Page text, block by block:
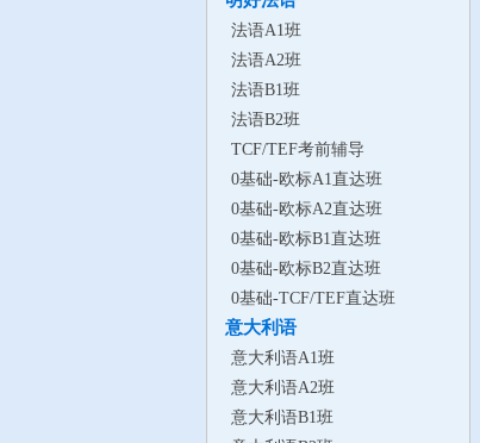
法语A1班
法语A2班
法语B1班
法语B2班
TCF/TEF考前辅导
0基础-欧标A1直达班
0基础-欧标A2直达班
0基础-欧标B1直达班
0基础-欧标B2直达班
0基础-TCF/TEF直达班
意大利语
意大利语A1班
意大利语A2班
意大利语B1班